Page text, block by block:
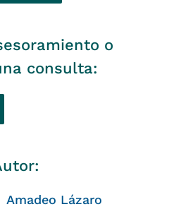
o
consulta:
Amadeo Lázaro